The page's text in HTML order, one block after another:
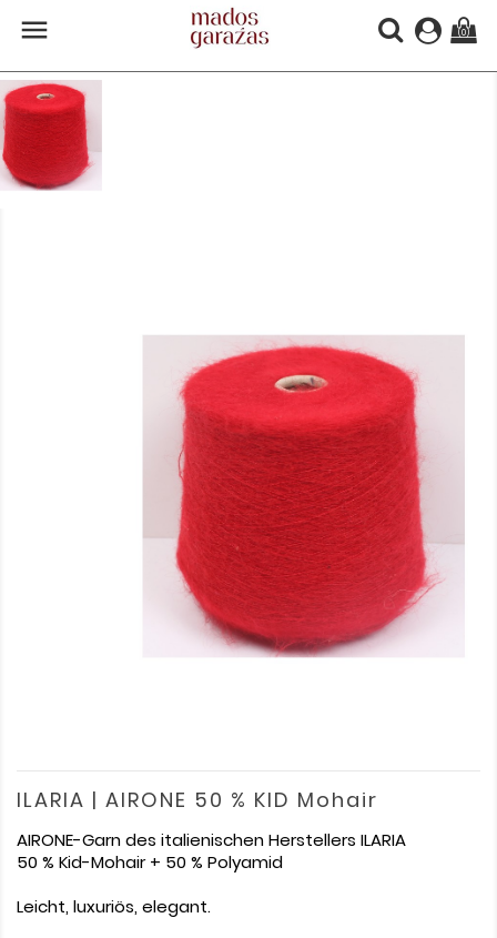
 (0)
ILARIA | AIRONE 50 % KID Mohair
AIRONE-Garn des italienischen Herstellers ILARIA
50 % Kid-Mohair + 50 % Polyamid
Leicht, luxuriös, elegant.